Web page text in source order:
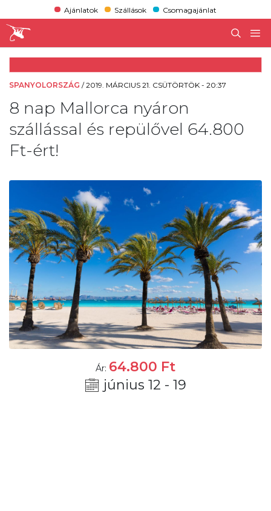
Ajánlatok Szállások Csomagajánlat
SPANYOLORSZÁG /2019. MÁRCIUS 21. CSÜTÖRTÖK - 20:37
8 nap Mallorca nyáron
szállással és repülővel 64.800
Ft-ért!
Ár: 64.800 Ft
június 12 - 19